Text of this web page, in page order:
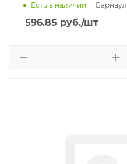
Есть в наличии Барнаул
596.85 руб./шт